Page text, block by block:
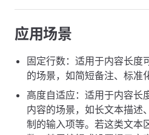
应用场景
固定行数：适用于内容长度
的场景，如简短备注、标准
高度自适应：适用于内容长
内容的场景，如长文本描述
制的输入项等。若这类文本